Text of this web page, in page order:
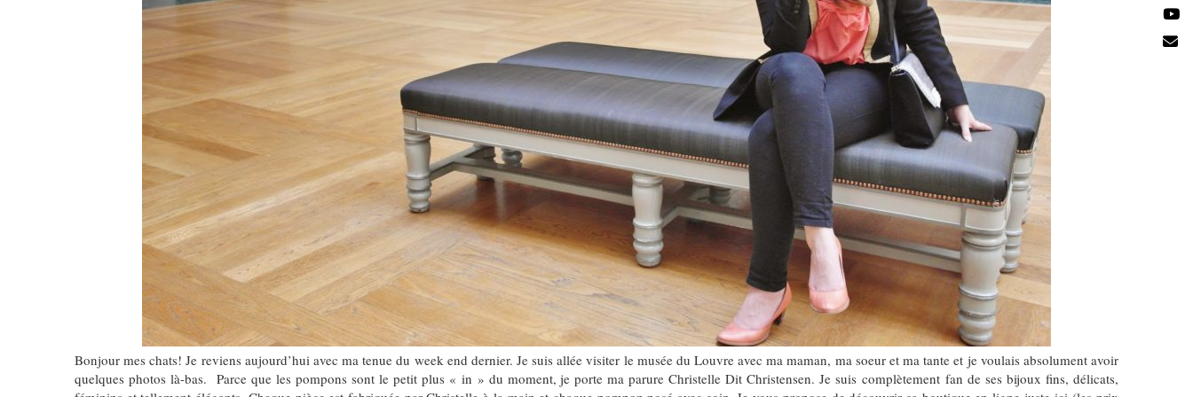
Bonjour mes chats! Je reviens aujourd’hui avec ma tenue du week end dernier. Je suis allée visiter le musée du Louvre avec ma maman, ma soeur et ma tante et je voulais absolument avoir
quelques photos là-bas. Parce que les pompons sont le petit plus « in » du moment, je porte ma parure Christelle Dit Christensen. Je suis complètement fan de ses bijoux fins, délicats,